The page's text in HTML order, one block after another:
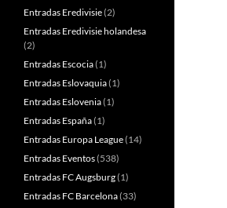
Entradas Eredivisie(2)
Entradas Eredivisie holandesa
(2)
Entradas Escocia(1)
Entradas Eslovaquia(1)
Entradas Eslovenia(1)
Entradas España(1)
Entradas Europa League(14)
Entradas Eventos(538)
Entradas FC Augsburg(1)
Entradas FC Barcelona(33)